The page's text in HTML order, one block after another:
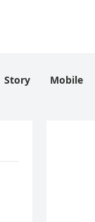
Story Mobile